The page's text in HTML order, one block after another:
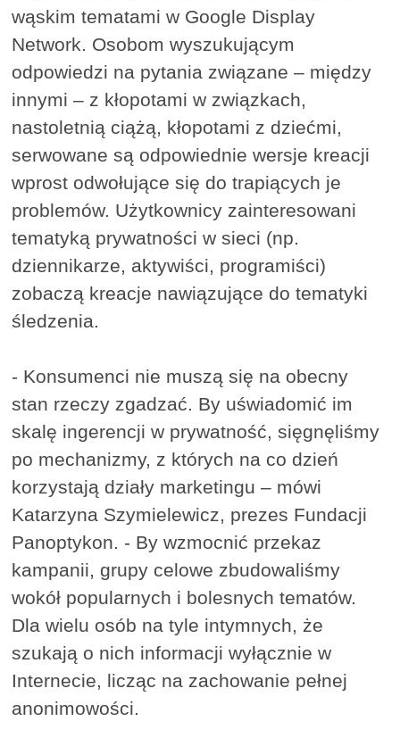
wąskim tematami w Google Display
Network. Osobom wyszukującym
odpowiedzi na pytania związane – między
innymi – z kłopotami w związkach,
nastoletnią ciążą, kłopotami z dziećmi,
serwowane są odpowiednie wersje kreacji
wprost odwołujące się do trapiących je
problemów. Użytkownicy zainteresowani
tematyką prywatności w sieci (np.
dziennikarze, aktywiści, programiści)
zobaczą kreacje nawiązujące do tematyki
śledzenia.
- Konsumenci nie muszą się na obecny
stan rzeczy zgadzać. By uświadomić im
skalę ingerencji w prywatność, sięgnęliśmy
po mechanizmy, z których na co dzień
korzystają działy marketingu – mówi
Katarzyna Szymielewicz, prezes Fundacji
Panoptykon. - By wzmocnić przekaz
kampanii, grupy celowe zbudowaliśmy
wokół popularnych i bolesnych tematów.
Dla wielu osób na tyle intymnych, że
szukają o nich informacji wyłącznie w
Internecie, licząc na zachowanie pełnej
anonimowości.